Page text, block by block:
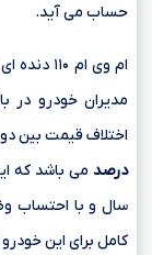
حساب می آید.
ام وی ام ۱۱۰ دنده ای ۳ سیلندر از سال
مدیران خودرو در
اختلاف قیمت بین دو مدل ام وی ام ۱۱۰
درصد می باشد که
سال و با احتساب
کامل برای این